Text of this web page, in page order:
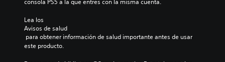
Lea los
Avisos de salud
este producto.